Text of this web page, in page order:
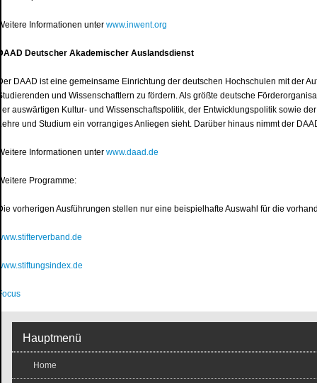
Informationen unterwww.inwent.org
Deutscher Akademischer Auslandsdienst
DAAD ist eine gemeinsame Einrichtung der deutschen Hochschulen mit der
und Wissenschaftlern zu fördern. Als größte deutsche
auswärtigen Kultur- und Wissenschaftspolitik, der Entwicklungspolitik sowie
und Studium ein vorrangiges Anliegen sieht. Darüber hinaus nimmt der
Informationen unterwww.daad.de
Programme:
vorherigen Ausführungen stellen nur eine beispielhafte Auswahl für die
Hauptmenü
Home